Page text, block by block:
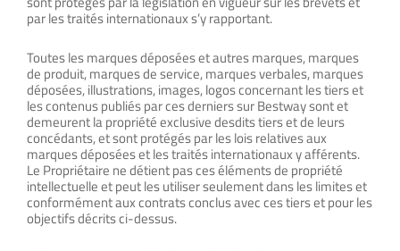
par les traités internationaux s’y rapportant.
Toutes les marques déposées et autres marques, marques
de produit, marques de service, marques verbales, marques
déposées, illustrations, images, logos concernant les tiers et
les contenus publiés par ces derniers sur Bestway sont et
demeurent la propriété exclusive desdits tiers et de leurs
concédants, et sont protégés par les lois relatives aux
marques déposées et les traités internationaux y afférents.
Le Propriétaire ne détient pas ces éléments de propriété
intellectuelle et peut les utiliser seulement dans les limites et
conformément aux contrats conclus avec ces tiers et pour les
objectifs décrits ci-dessus.